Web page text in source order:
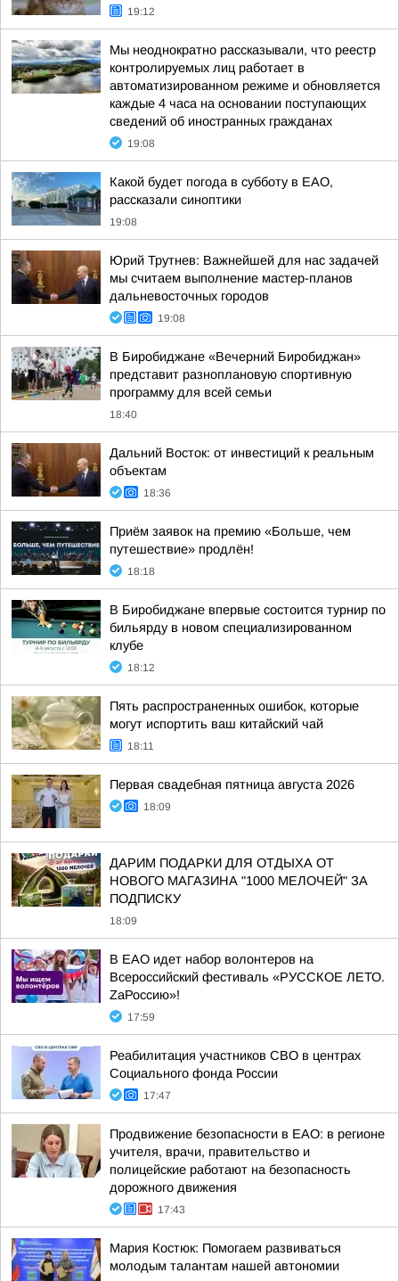
19:12
Мы неоднократно рассказывали, что реестр
контролируемых лиц работает в
автоматизированном режиме и обновляется
каждые 4 часа на основании поступающих
сведений об иностранных гражданах
19:08
Какой будет погода в субботу в ЕАО,
рассказали синоптики
19:08
Юрий Трутнев: Важнейшей для нас задачей
мы считаем выполнение мастер-планов
дальневосточных городов
19:08
В Биробиджане «Вечерний Биробиджан»
представит разноплановую спортивную
программу для всей семьи
18:40
Дальний Восток: от инвестиций к реальным
объектам
18:36
Приём заявок на премию «Больше, чем
путешествие» продлён!
18:18
В Биробиджане впервые состоится турнир по
бильярду в новом специализированном
клубе
18:12
Пять распространенных ошибок, которые
могут испортить ваш китайский чай
18:11
Первая свадебная пятница августа 2026
18:09
ДАРИМ ПОДАРКИ ДЛЯ ОТДЫХА ОТ
НОВОГО МАГАЗИНА "1000 МЕЛОЧЕЙ" ЗА
ПОДПИСКУ
18:09
В ЕАО идет набор волонтеров на
Всероссийский фестиваль «РУССКОЕ ЛЕТО.
ZаРоссию»!
17:59
Реабилитация участников СВО в центрах
Социального фонда России
17:47
Продвижение безопасности в ЕАО: в регионе
учителя, врачи, правительство и
полицейские работают на безопасность
дорожного движения
17:43
Мария Костюк: Помогаем развиваться
молодым талантам нашей автономии